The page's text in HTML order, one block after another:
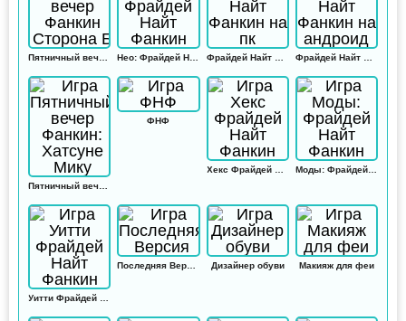
ФНФ
Моды: Фрайдей Найт Фанкин
Дизайнер обуви Макияж для феи